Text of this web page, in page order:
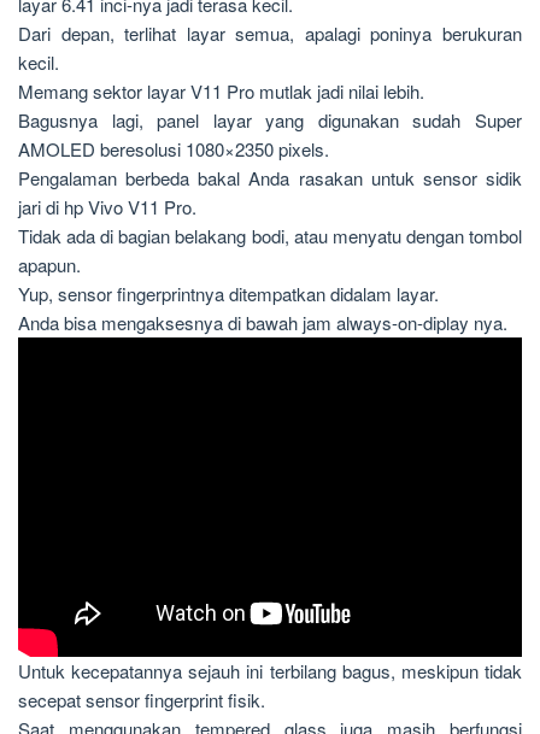
Dari depan, terlihat layar semua, apalagi poninya berukuran
kecil.
Memang sektor layar V11 Pro mutlak jadi nilai lebih.
Bagusnya lagi, panel layar yang digunakan sudah Super
AMOLED beresolusi 1080×2350 pixels.
Pengalaman berbeda bakal Anda rasakan untuk sensor sidik
jari di hp Vivo V11 Pro.
Tidak ada di bagian belakang bodi, atau menyatu dengan tombol
apapun.
Yup, sensor fingerprintnya ditempatkan didalam layar.
Anda bisa mengaksesnya di bawah jam always-on-diplay nya.
Untuk kecepatannya sejauh ini terbilang bagus, meskipun tidak
secepat sensor fingerprint fisik.
Saat menggunakan tempered glass juga masih berfungsi